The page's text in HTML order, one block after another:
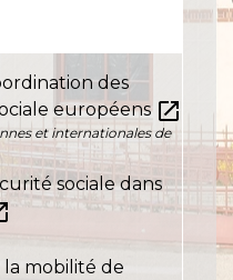
des
européens open_in_new
et internationales de
sociale dans
mobilité de